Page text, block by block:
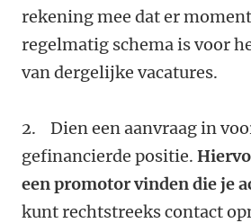
rekening mee dat er
regelmatig schema is voor
van dergelijke vacatures.
2. Dien een aanvraag in
gefinancierde positie.
een promotor vinden die je
kunt rechtstreeks contact